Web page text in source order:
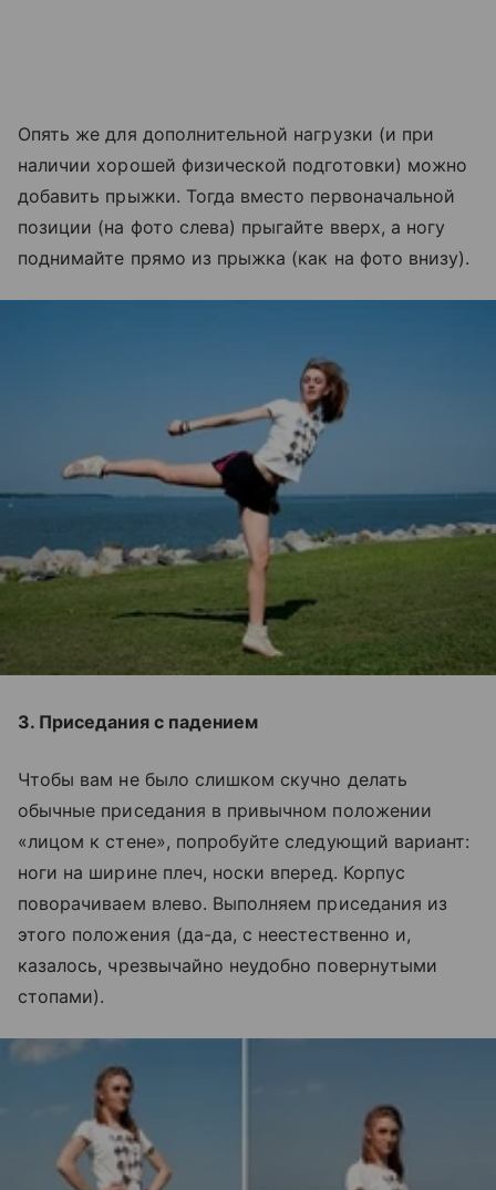
Опять же для дополнительной нагрузки (и при
наличии хорошей физической подготовки) можно
добавить прыжки. Тогда вместо первоначальной
позиции (на фото слева) прыгайте вверх, а ногу
поднимайте прямо из прыжка (как на фото внизу).
3. Приседания с падением
Чтобы вам не было слишком скучно делать
обычные приседания в привычном положении
«лицом к стене», попробуйте следующий вариант:
ноги на ширине плеч, носки вперед. Корпус
поворачиваем влево. Выполняем приседания из
этого положения (да-да, с неестественно и,
казалось, чрезвычайно неудобно повернутыми
стопами).